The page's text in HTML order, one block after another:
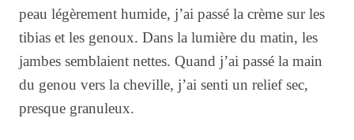
peau légèrement humide, j’ai passé la crème sur les
tibias et les genoux. Dans la lumière du matin, les
jambes semblaient nettes. Quand j’ai passé la main
du genou vers la cheville, j’ai senti un relief sec,
presque granuleux.